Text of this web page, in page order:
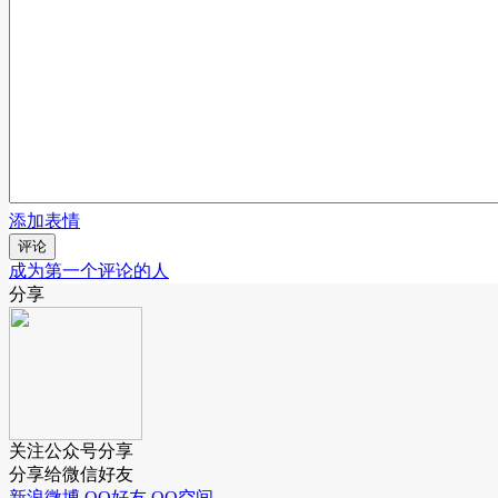
添加表情
评论
成为第一个评论的人
分享
关注公众号分享
分享给微信好友